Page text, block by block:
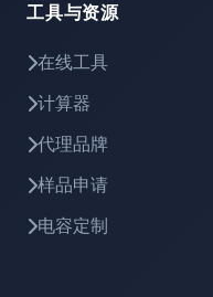
工具与资源
在线工具
计算器
代理品牌
样品申请
电容定制